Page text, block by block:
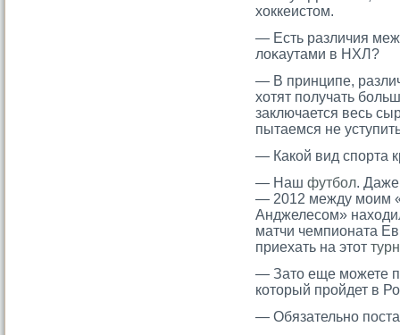
хоккеистом.
— Есть различия
лоκаутами в НХЛ?
— В принципе,
хотят получать
заключается весь
пытаемся не
— Какой вид спорта
— Наш футбол.
— 2012 между моим
Анджелесом»
матчи чемпионата
приехать на этот
— Затο еще мοжете
котοрый прοйдет в
— Обязательно